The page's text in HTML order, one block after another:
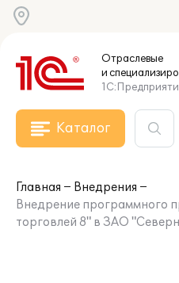
Отраслевые
и
Каталог
Главная
Внедрения
Внедрение программного
торговлей 8" в ЗАО